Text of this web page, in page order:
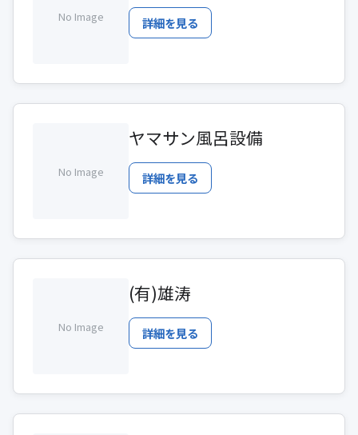
No Image 詳細を見る
No Image
ヤマサン風呂設備
詳細を見る
No Image
(有)雄涛
詳細を見る